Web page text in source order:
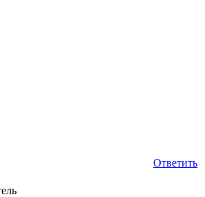
Ответить